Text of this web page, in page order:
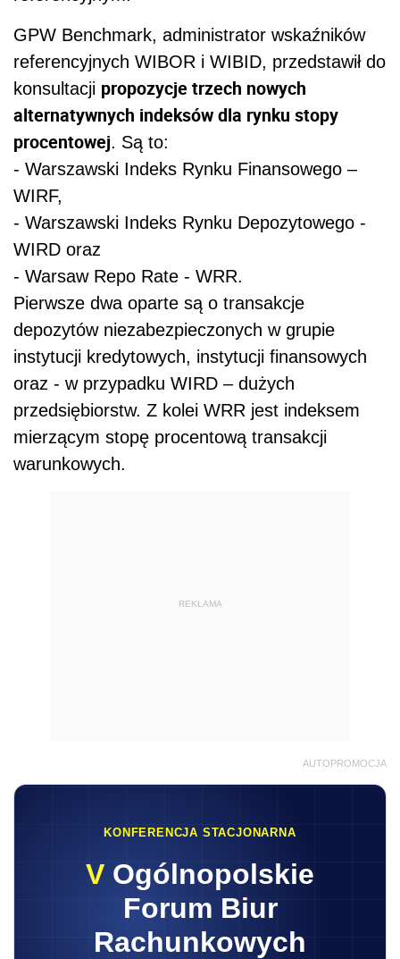
GPW Benchmark, administrator wskaźników
referencyjnych WIBOR i WIBID, przedstawił do
konsultacji propozycje trzech nowych
alternatywnych indeksów dla rynku stopy
procentowej. Są to:
- Warszawski Indeks Rynku Finansowego –
WIRF,
- Warszawski Indeks Rynku Depozytowego -
WIRD oraz
- Warsaw Repo Rate - WRR.
Pierwsze dwa oparte są o transakcje
depozytów niezabezpieczonych w grupie
instytucji kredytowych, instytucji finansowych
oraz - w przypadku WIRD – dużych
przedsiębiorstw. Z kolei WRR jest indeksem
mierzącym stopę procentową transakcji
warunkowych.
REKLAMA
AUTOPROMOCJA
KONFERENCJA STACJONARNA
V Ogólnopolskie
Forum Biur
Rachunkowych